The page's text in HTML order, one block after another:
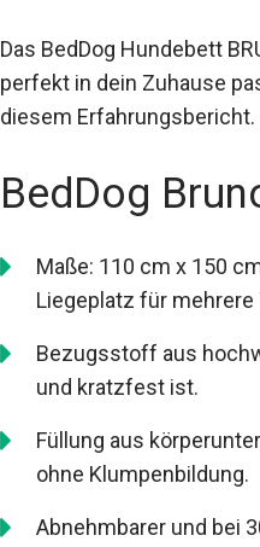
Das BedDog Hundebett
perfekt in dein Zuhause
diesem Erfahrungsbericht.
BedDog
Maße: 110 cm x 150
Liegeplatz für mehrere
Bezugsstoff aus
und kratzfest ist.
Füllung aus
ohne Klumpenbildung.
Abnehmbarer und bei